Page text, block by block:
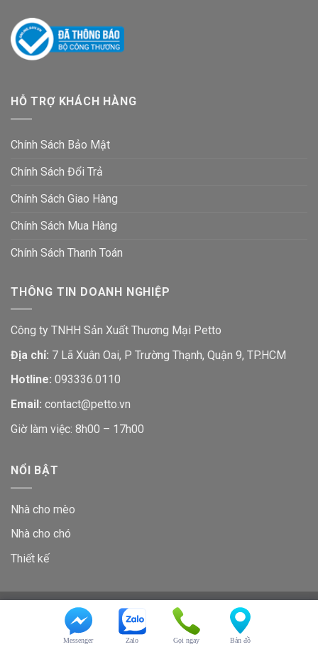
HỖ TRỢ KHÁCH HÀNG
Chính Sách Bảo Mật
Chính Sách Đổi Trả
Chính Sách Giao Hàng
Chính Sách Mua Hàng
Chính Sách Thanh Toán
THÔNG TIN DOANH NGHIỆP
Công ty TNHH Sản Xuất Thương Mại Petto
Địa chỉ: 7 Lã Xuân Oai, P Trường Thạnh, Quận 9, TP.HCM
Hotline: 093336.0110
Email: contact@petto.vn
Giờ làm việc: 8h00 – 17h00
NỔI BẬT
Nhà cho mèo
Nhà cho chó
Thiết kế
GIỚI THIỆU LIÊN HỆ
Copyright 2026 ©Petto
Bản đồ
Gọi ngay
Zalo
Messenger